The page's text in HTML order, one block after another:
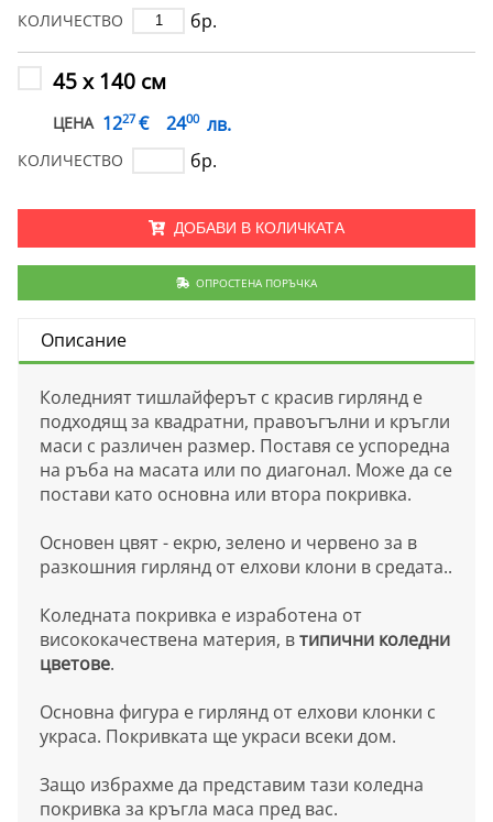
КОЛИЧЕСТВО бр.
45 х 140 см
ЦЕНА 1227 € 2400 лв.
КОЛИЧЕСТВО бр.
ДОБАВИ В КОЛИЧКАТА
ОПРОСТЕНА ПОРЪЧКА
Описание
Коледният тишлайферът с красив гирлянд е
подходящ за квадратни, правоъгълни и кръгли
маси с различен размер. Поставя се успоредна
на ръба на масата или по диагонал. Може да се
постави като основна или втора покривка.
Основен цвят - екрю, зелено и червено за в
разкошния гирлянд от елхови клони в средата..
Коледната покривка е изработена от
висококачествена материя, втипични коледни
цветове.
Основна фигура е гирлянд от елхови клонки с
украса. Покривката ще украси всеки дом.
Защо избрахме да представим тази коледна
покривка за кръгла маса пред вас.